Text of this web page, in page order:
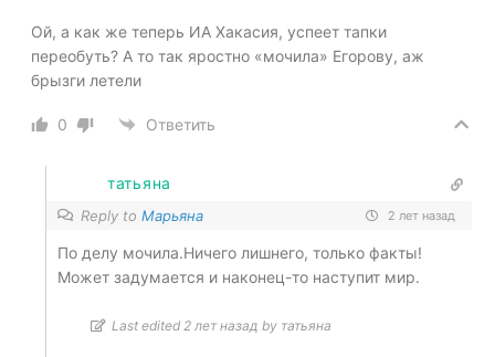
Ой, а как же теперь ИА Хакасия, успеет тапки
переобуть? А то так яростно «мочила» Егорову, аж
брызги летели
0 Ответить
татьяна
Reply to Марьяна 2 лет назад
По делу мочила.Ничего лишнего, только факты!
Может задумается и наконец-то наступит мир.
Last edited 2 лет назад by татьяна